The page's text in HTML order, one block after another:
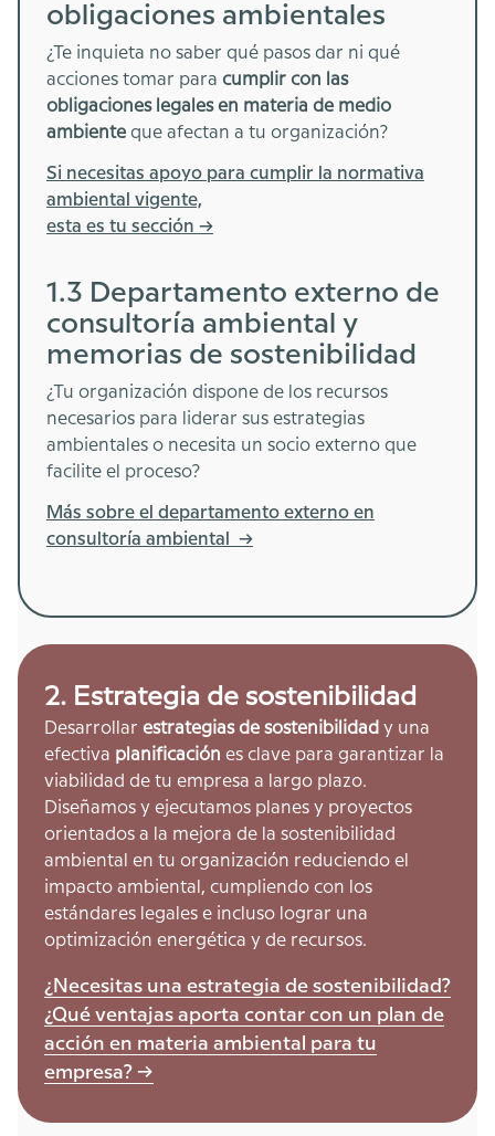
obligaciones ambientales
¿Te inquieta no saber qué pasos dar ni qué
acciones tomar para cumplir con las
obligaciones legales en materia de medio
ambiente que afectan a tu organización?
Si necesitas apoyo para cumplir la normativa
ambiental vigente,
esta es tu sección ->
1.3 Departamento externo de
consultoría ambiental y
memorias de sostenibilidad
¿Tu organización dispone de los recursos
necesarios para liderar sus estrategias
ambientales o necesita un socio externo que
facilite el proceso?
Más sobre el departamento externo en
consultoría ambiental ->
2. Estrategia de sostenibilidad
Desarrollar estrategias de sostenibilidad y una
efectiva planificación es clave para garantizar la
viabilidad de tu empresa a largo plazo.
Diseñamos y ejecutamos planes y proyectos
orientados a la mejora de la sostenibilidad
ambiental en tu organización reduciendo el
impacto ambiental, cumpliendo con los
estándares legales e incluso lograr una
optimización energética y de recursos.
¿Necesitas una estrategia de sostenibilidad?
¿Qué ventajas aporta contar con un plan de
acción en materia ambiental para tu
empresa? ->